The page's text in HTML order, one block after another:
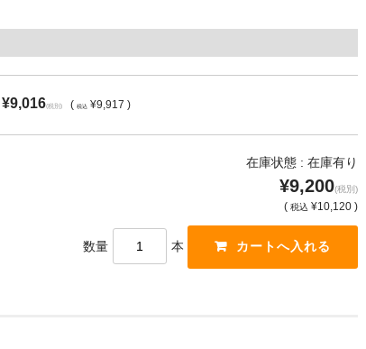
¥9,016(税別) ( 税込 ¥9,917 )
在庫状態 : 在庫有り
¥9,200(税別)
( 税込 ¥10,120 )
数量 本